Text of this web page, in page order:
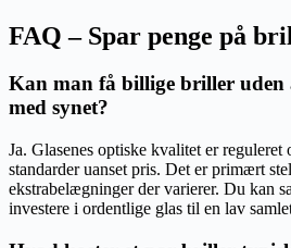
FAQ – Spar penge på
Kan man få billige briller uden
med synet?
Ja. Glasenes optiske kvalitet er reguleret
standarder uanset pris. Det er primært
ekstrabelægninger der varierer. Du kan
investere i ordentlige glas til en lav